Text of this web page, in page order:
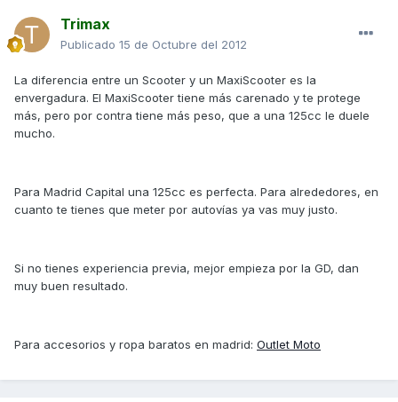
Trimax
Publicado 15 de Octubre del 2012
La diferencia entre un Scooter y un MaxiScooter es la
envergadura. El MaxiScooter tiene más carenado y te protege
más, pero por contra tiene más peso, que a una 125cc le duele
mucho.
Para Madrid Capital una 125cc es perfecta. Para alrededores, en
cuanto te tienes que meter por autovías ya vas muy justo.
Si no tienes experiencia previa, mejor empieza por la GD, dan
muy buen resultado.
Para accesorios y ropa baratos en madrid: Outlet Moto